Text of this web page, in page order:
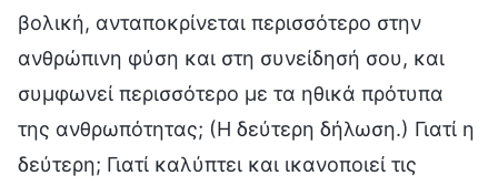
βολική, ανταποκρίνεται περισσότερο στην
ανθρώπινη φύση και στη συνείδησή σου, και
συμφωνεί περισσότερο με τα ηθικά πρότυπα
της ανθρωπότητας; (Η δεύτερη δήλωση.) Γιατί η
δεύτερη; Γιατί καλύπτει και ικανοποιεί τις